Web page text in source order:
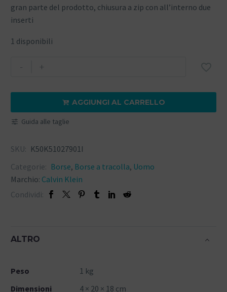
gran parte del prodotto, chiusura a zip con all’interno due
inserti
1 disponibili
- +
 AGGIUNGI AL CARRELLO
Guida alle taglie
SKU: K50K51027901I
Categorie: Borse, Borse a tracolla, Uomo
Marchio: Calvin Klein
Condividi:
ALTRO
Peso
1 kg
Dimensioni
4 × 20 × 18 cm